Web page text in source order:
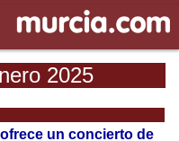
2025
un concierto de